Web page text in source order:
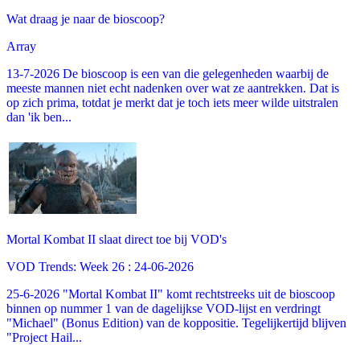
Wat draag je naar de bioscoop?
Array
13-7-2026 De bioscoop is een van die gelegenheden waarbij de
meeste mannen niet echt nadenken over wat ze aantrekken. Dat is
op zich prima, totdat je merkt dat je toch iets meer wilde uitstralen
dan 'ik ben...
Mortal Kombat II slaat direct toe bij VOD's
VOD Trends: Week 26 : 24-06-2026
25-6-2026 "Mortal Kombat II" komt rechtstreeks uit de bioscoop
binnen op nummer 1 van de dagelijkse VOD-lijst en verdringt
"Michael" (Bonus Edition) van de koppositie. Tegelijkertijd blijven
"Project Hail...